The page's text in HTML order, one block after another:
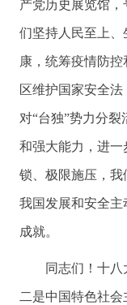
产党历史展览馆
们坚持人民至上
康，统筹疫情防
区维护国家安全
对“台独”势力分
和强大能力，进
锁、极限施压，
我国发展和安全
成就。
同志们！十
二是中国特色社